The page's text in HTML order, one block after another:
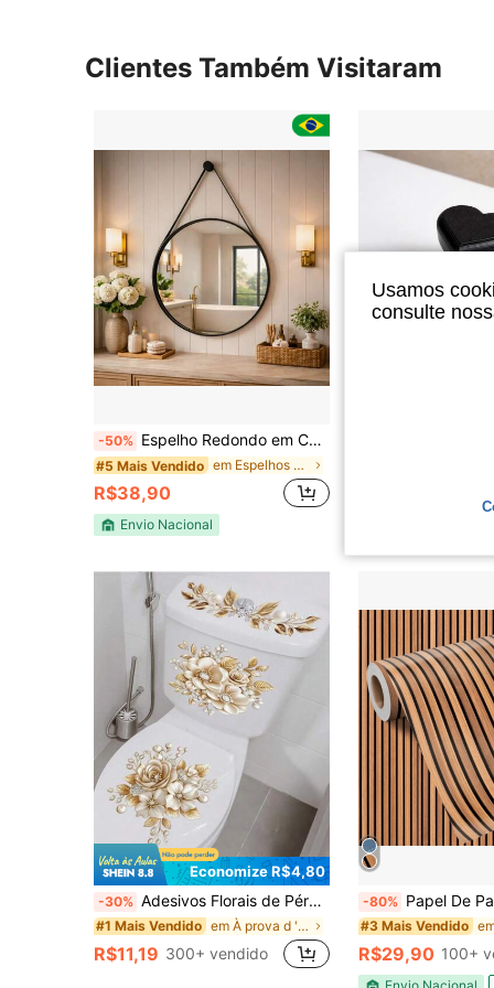
Clientes Também Visitaram
-50% Espelho Redondo em Couro com Alça 30, 40 e 50 Cm Decorativo Escandinavo Elegante Minimalista Versatil
#5 Mais Vendido em Espelhos Decorativos
R$38,90
Envio Nacional
Economize R$4,80
-30% Adesivos Florais de Pérola Dourada para Vaso Sanitário, Adesivos à Prova d'Água, Material PVC, Fácil de Aplicar e Remover, Adequado para Decoração Doméstica, Decoração de Banheiro, Decoração de Quarto, Decoração de Sala de Estar, Adesivos de Decoração de Banheiro, Adesivos de Parede, Adesivos de Decoração de Parede, Decoração Doméstica
#1 Mais Vendido em À prova d 'água Adesivos de banheiro
R$11,19 300+ vendido
-80% Papel De Parede Mármore
#3 Mais Vendido
R$29,90 100+
Usamos
consulte